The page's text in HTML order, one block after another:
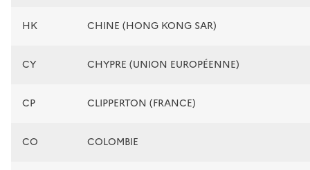
HK CHINE (HONG KONG SAR)
CY CHYPRE (UNION EUROPÉENNE)
CP CLIPPERTON (FRANCE)
CO COLOMBIE